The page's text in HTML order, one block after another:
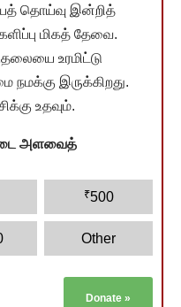
தொய்வு இன்றித்
மிகத் தேவை.
உரமிட்டு
இருக்கிறது.
உதவும்.
அளவைத்
₹500
Other
Donate »